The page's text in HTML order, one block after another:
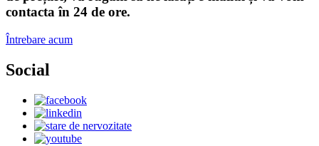
contacta în 24 de ore.
Întrebare acum
Social